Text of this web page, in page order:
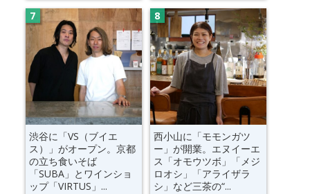
渋谷に「VS（ブイエ
ス）」がオープン。京都
の立ち食いそば
「SUBA」とワインショ
ップ「VIRTUS」...
西小山に「モモンガツ
ー」が開業。エヌイーエ
ス「オモウツボ」「メジ
ロオシ」「アライザラ
シ」など三茶の“...